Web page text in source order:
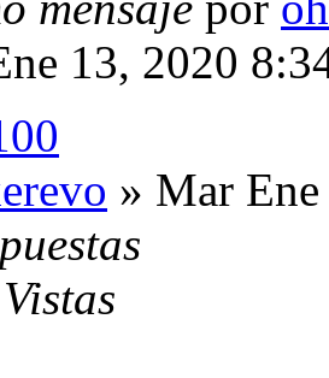
13, 2020
» Mar
Vistas